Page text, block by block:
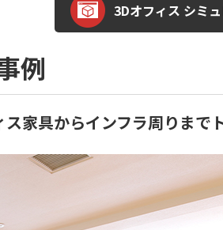
3Dオフィス シミ
例
ス家具からインフラ周りまで